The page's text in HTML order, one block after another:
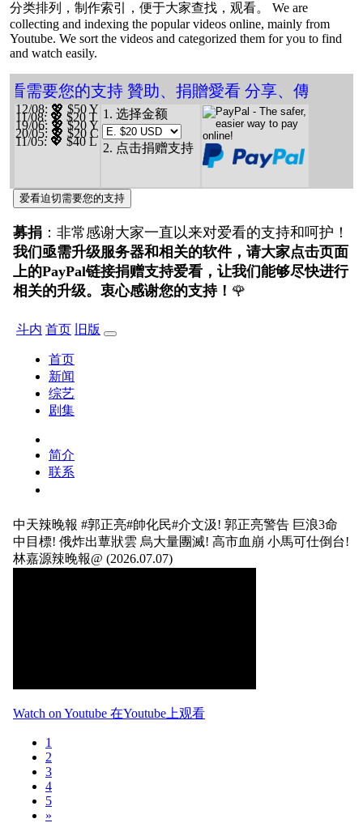
分类排列，制作索引，便于大家查找，观看。 We are
collecting and indexing the popular videos online, mainly from
Youtube. We sort the videos and categorized them for you to find
and watch easily.
愛看需要您的支持 贊助、捐贈愛看 分享、傳播
12/08: 💖 $50 Y
11/08: 💖 $20 T
19/06: 💖 $20 Y
20/05: 💖 $20 C
11/05: 💖 $40 L
1. 选择金额
2. 点击捐赠支持
爱看迫切需要您的支持
募捐 ：非常感谢大家一直以来对爱看的支持和呵护！
我们亟需升级服务器和相关的软件，请大家点击页面
上的PayPal链接捐赠支持爱看，让我们能够尽快进行
相关的升级。衷心感谢您的支持！ 🌹
斗内 首页 旧版
首页
新闻
综艺
剧集
简介
联系
中天辣晚報 #郭正亮#帥化民#介文汲! 郭正亮警告 巨浪3命
中目標! 俄炸出蕈狀雲 烏大量團滅! 高市血崩 小馬可仕倒台!
林嘉源辣晚報@ (2026.07.07)
Watch on Youtube 在Youtube上观看
1
2
3
4
5
»